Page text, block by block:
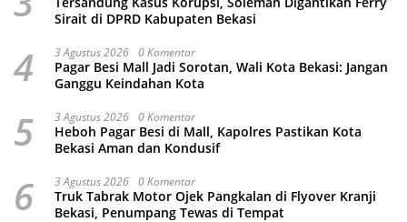
Sirait di DPRD Kabupaten Bekasi
4 3 Agustus 2026 0 Komentar
Pagar Besi Mall Jadi Sorotan, Wali Kota Bekasi: Jangan
Ganggu Keindahan Kota
5 3 Agustus 2026 0 Komentar
Heboh Pagar Besi di Mall, Kapolres Pastikan Kota
Bekasi Aman dan Kondusif
6 3 Agustus 2026 0 Komentar
Truk Tabrak Motor Ojek Pangkalan di Flyover Kranji
Bekasi, Penumpang Tewas di Tempat